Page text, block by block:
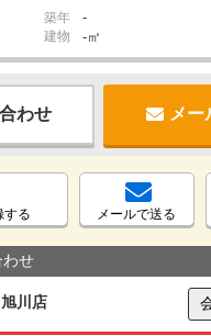
築年 -
建物 -㎡
わせ メー
する メールで送る
わせ
川店